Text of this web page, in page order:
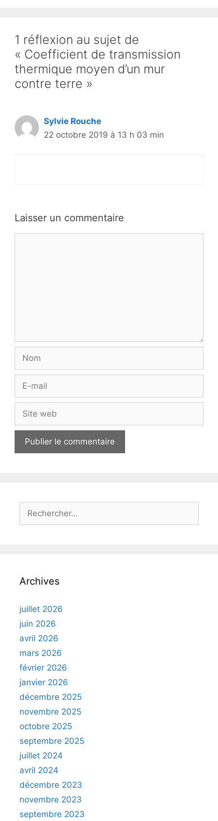
1 réflexion au sujet de
« Coefficient de transmission
thermique moyen d’un mur
contre terre »
Sylvie Rouche
22 octobre 2019 à 13 h 03 min
Laisser un commentaire
mail
web
Archives
juillet 2026
juin 2026
avril 2026
mars 2026
février 2026
janvier 2026
décembre 2025
novembre 2025
octobre 2025
septembre 2025
juillet 2024
avril 2024
décembre 2023
novembre 2023
septembre 2023